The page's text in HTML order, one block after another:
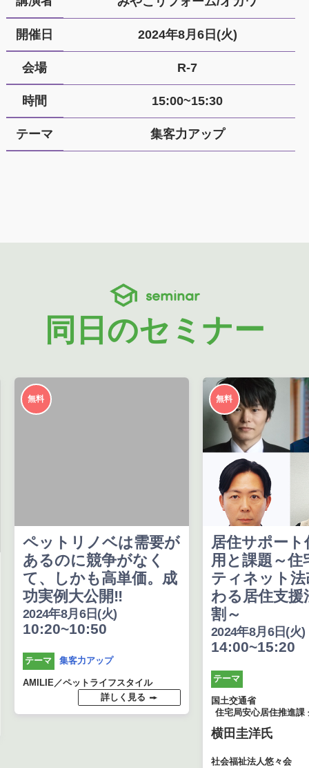
開催日 2024年8月6日(火)
会場 R-7
時間 15:00~15:30
テーマ 集客力アップ
seminar
同日のセミナー
無料
ペットリノベは需要が
あるのに競争がなく
て、しかも高単価。成
功実例大公開‼
2024年8月6日(火)
10:20~10:50
テーマ 集客力アップ
AMILIE／ペットライフスタイル
詳しく見る
無料
居住サポート
用と課題～住
ティネット
わる居住支援
割～
2024年8月6日(火)
14:00~15:20
テーマ
国土交通省
住宅局安心居住推進課
横田圭洋氏
社会福祉法人悠々会